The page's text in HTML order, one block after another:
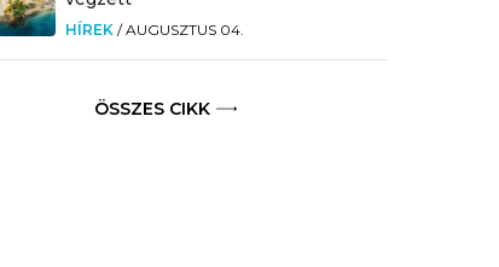
HÍREK /AUGUSZTUS 04.
ÖSSZES CIKK